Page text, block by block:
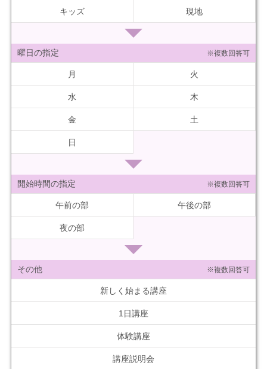
キッズ 現地
曜日の指定 ※複数回答可
月 火
水 木
金 土
日
開始時間の指定 ※複数回答可
午前の部 午後の部
夜の部
その他 ※複数回答可
新しく始まる講座
1日講座
体験講座
講座説明会